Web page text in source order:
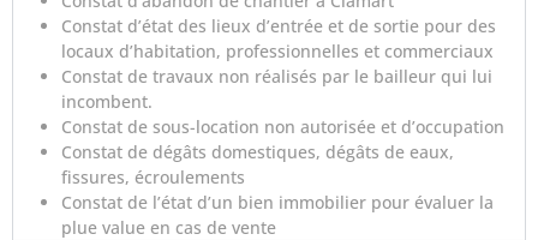
Constat d’état des lieux d’entrée et de sortie pour des
locaux d’habitation, professionnelles et commerciaux
Constat de travaux non réalisés par le bailleur qui lui
incombent.
Constat de sous-location non autorisée et d’occupation
Constat de dégâts domestiques, dégâts de eaux,
fissures, écroulements
Constat de l’état d’un bien immobilier pour évaluer la
plue value en cas de vente